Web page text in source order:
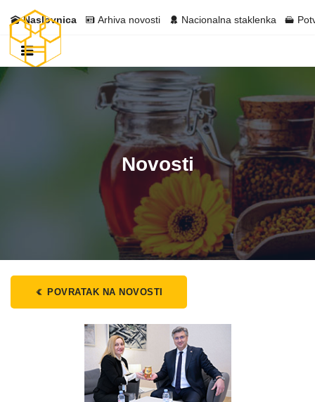
Naslovnica Arhiva novosti Nacionalna staklenka
Novosti
POVRATAK NA NOVOSTI